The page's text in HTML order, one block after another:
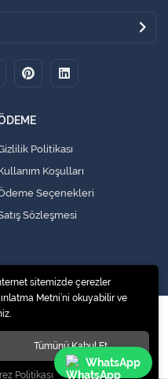
WhatsApp
Politikası
Koşulları
Seçenekleri
Sözleşmesi
Parça San. Ve Tic. Ltd. Şti.
sitemizde çerezler
Metni’ni okuyabilir ve
Tümünü Kabul Et
Politikası